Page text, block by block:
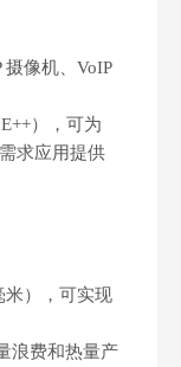
摄像机、VoIP
），可为
求应用提供
米），可实现
浪费和热量产